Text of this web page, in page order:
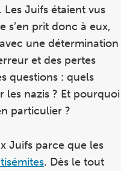
Les Juifs étaient vus
s’en prit donc à eux,
une détermination
et des pertes
questions : quels
les nazis ? Et pourquoi
particulier ?
Juifs parce que les
. Dès le tout